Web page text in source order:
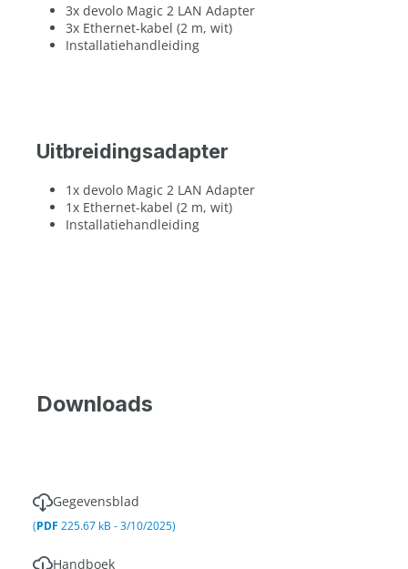
3x devolo Magic 2 LAN Adapter
3x Ethernet-kabel (2 m, wit)
Installatiehandleiding
Uitbreidingsadapter
1x devolo Magic 2 LAN Adapter
1x Ethernet-kabel (2 m, wit)
Installatiehandleiding
Downloads
Gegevensblad
(PDF 225.67 kB - 3/10/2025)
Handboek